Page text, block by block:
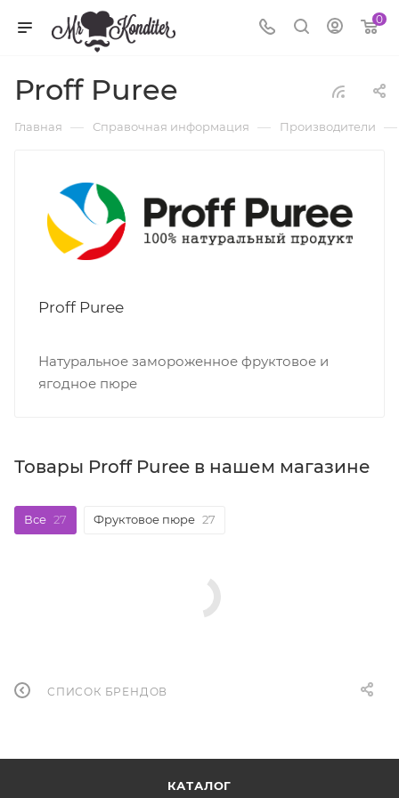
0
Proff Puree
Главная — Справочная информация — Производители —
Proff Puree
Натуральное замороженное фруктовое и
ягодное пюре
Товары Proff Puree в нашем магазине
Все 27 Фруктовое пюре 27
СПИСОК БРЕНДОВ
КАТАЛОГ